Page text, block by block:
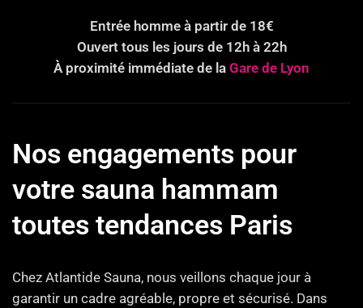
Entrée homme à partir de 18€
Ouvert tous les jours de 12h à 22h
À proximité immédiate de la Gare de Lyon
Nos engagements pour
votre sauna hammam
toutes tendances Paris
Chez Atlantide Sauna, nous veillons chaque jour à
garantir un cadre agréable, propre et sécurisé. Dans